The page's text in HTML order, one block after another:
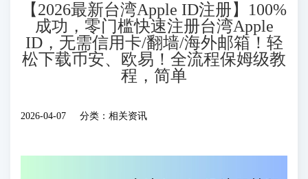
【2026最新台湾Apple ID注册】100%
成功，零门槛快速注册台湾Apple
ID，无需信用卡/翻墙/海外邮箱！轻
松下载币安、欧易！全流程保姆级教
程，简单
2026-04-07 分类： 相关资讯